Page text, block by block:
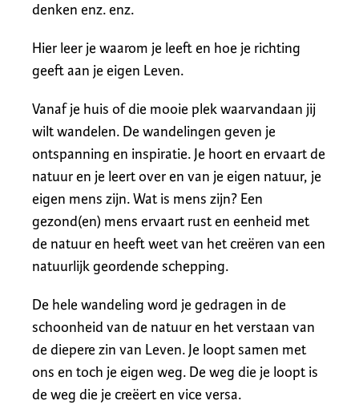
denken enz. enz.
Hier leer je waarom je leeft en hoe je richting
geeft aan je eigen Leven.
Vanaf je huis of die mooie plek waarvandaan jij
wilt wandelen. De wandelingen geven je
ontspanning en inspiratie. Je hoort en ervaart de
natuur en je leert over en van je eigen natuur, je
eigen mens zijn. Wat is mens zijn? Een
gezond(en) mens ervaart rust en eenheid met
de natuur en heeft weet van het creëren van een
natuurlijk geordende schepping.
De hele wandeling word je gedragen in de
schoonheid van de natuur en het verstaan van
de diepere zin van Leven. Je loopt samen met
ons en toch je eigen weg. De weg die je loopt is
de weg die je creëert en vice versa.